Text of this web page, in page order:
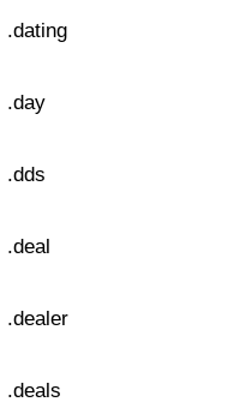
.dating
.day
.dds
.deal
.dealer
.deals